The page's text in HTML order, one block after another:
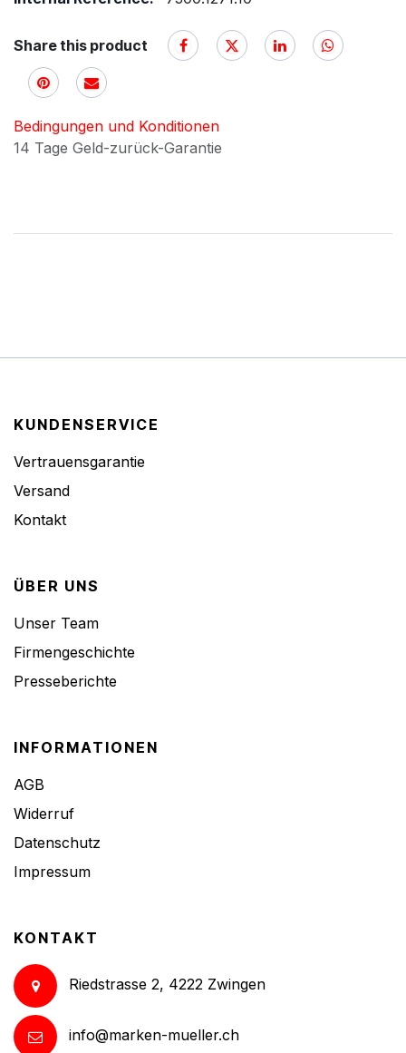
Share this product
Bedingungen und Konditionen
14 Tage Geld-zurück-Garantie
KUNDENSERVICE
Vertrauensgarantie
Versand
Kontakt
ÜBER UNS
Unser Team
Firmengeschichte
Presseberichte
INFORMATIONEN
AGB
Widerruf
Datenschutz
Impressum
KONTAKT
Riedstrasse 2, 4222 Zwingen
info@marken-mueller.ch